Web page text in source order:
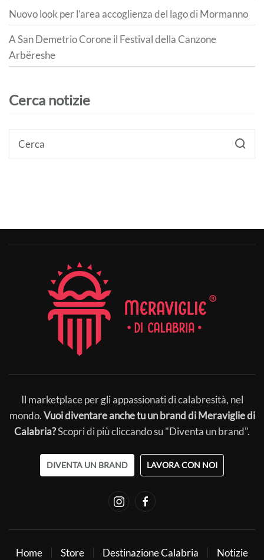
Nuovo look per l’area accoglienza del lago di Mormanno
A San Demetrio Corone il Festival della Canzone
Arbëreshe
Cerca notizie
Il marketplace per gli appassionati di calabresità, nel
mondo.Vuoi diventare anche tu un brand di Meraviglie di
Calabria?Scopri di più cliccando su "Diventa un brand".
DIVENTA UN BRAND LAVORA CON NOI
Home Store Destinazione Calabria
Notizie